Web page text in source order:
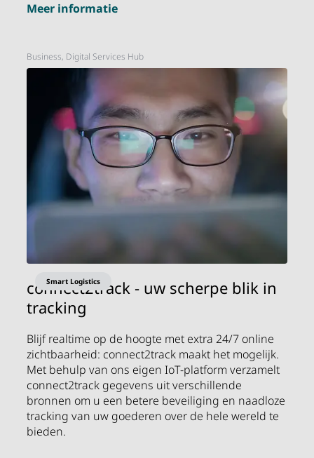
Meer informatie
Business, Digital Services Hub
connect2track - uw scherpe blik in
tracking
Blijf realtime op de hoogte met extra 24/7 online
zichtbaarheid: connect2track maakt het mogelijk.
Met behulp van ons eigen IoT-platform verzamelt
connect2track gegevens uit verschillende
bronnen om u een betere beveiliging en naadloze
tracking van uw goederen over de hele wereld te
bieden.
Smart Logistics